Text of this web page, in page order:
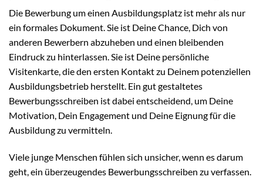
Die Bewerbung um einen Ausbildungsplatz ist mehr als nur
ein formales Dokument. Sie ist Deine Chance, Dich von
anderen Bewerbern abzuheben und einen bleibenden
Eindruck zu hinterlassen. Sie ist Deine persönliche
Visitenkarte, die den ersten Kontakt zu Deinem potenziellen
Ausbildungsbetrieb herstellt. Ein gut gestaltetes
Bewerbungsschreiben ist dabei entscheidend, um Deine
Motivation, Dein Engagement und Deine Eignung für die
Ausbildung zu vermitteln.
Viele junge Menschen fühlen sich unsicher, wenn es darum
geht, ein überzeugendes Bewerbungsschreiben zu verfassen.